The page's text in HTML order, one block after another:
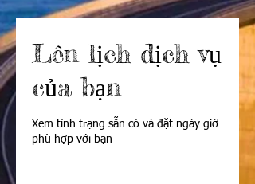
Lên lịch dịch vụ
của bạn
Xem tình trạng sẵn có và đặt ngày giờ
phù hợp với bạn